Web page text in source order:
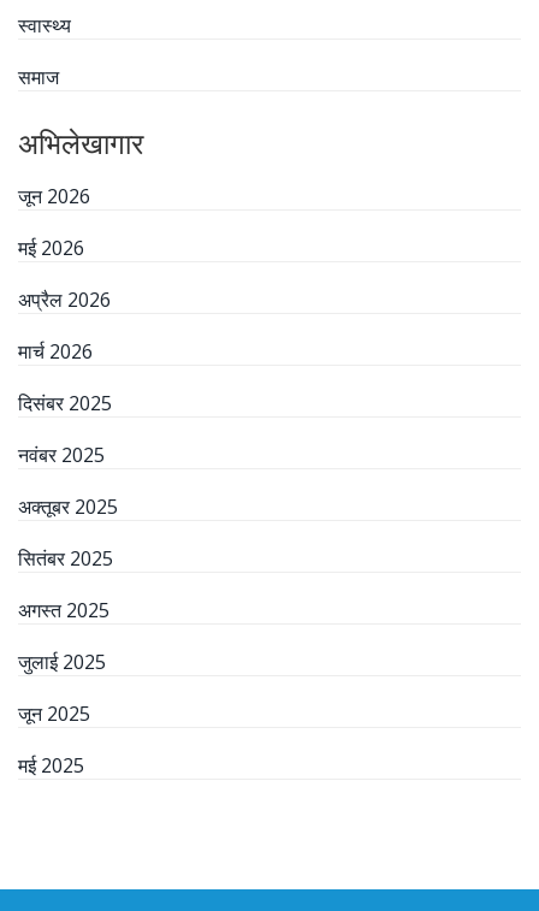
स्वास्थ्य
समाज
अभिलेखागार
जून 2026
मई 2026
अप्रैल 2026
मार्च 2026
दिसंबर 2025
नवंबर 2025
अक्तूबर 2025
सितंबर 2025
अगस्त 2025
जुलाई 2025
जून 2025
मई 2025